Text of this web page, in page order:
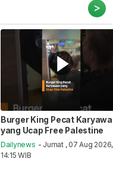
>
Burger King Pecat
yang Ucap Free Palestine
Dailynews - Jumat , 07 Aug 2026,
14:15 WIB